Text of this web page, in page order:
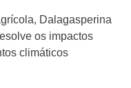
Dalagasperina
os impactos
climáticos